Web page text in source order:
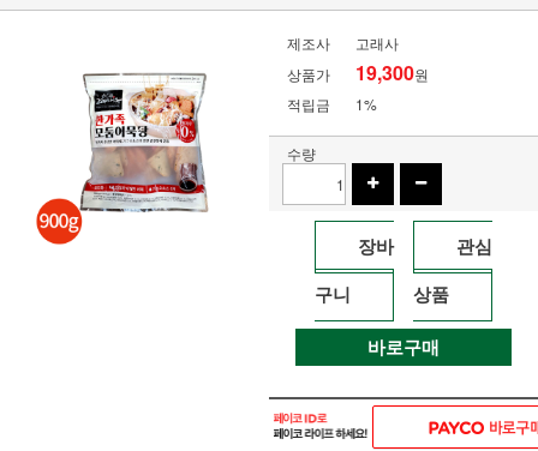
제조사
고래사
상품가
19,300원
적립금
1%
수량
장바
구니
관심
상품
바로구매